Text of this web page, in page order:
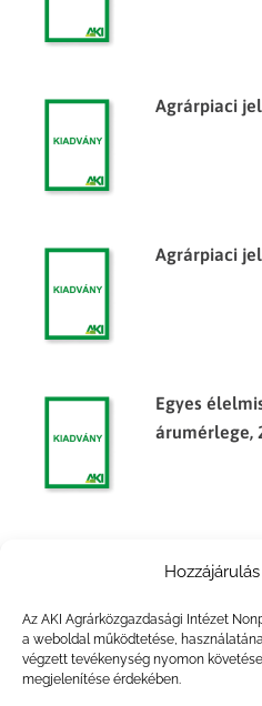
Az AKI Agrárközgazdasági Intézet
a weboldal működtetése,
végzett tevékenység nyomon
megjelenítése érdekében.
Agrárpiaci
Agrárpiaci
Egyes
árumérlege,
árumérlege,